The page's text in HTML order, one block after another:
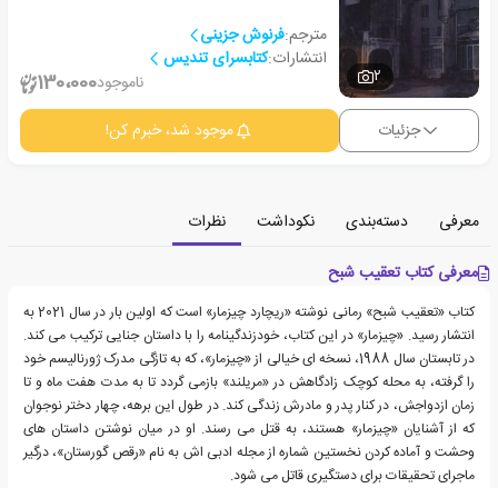
2
مترجم:فرنوش جزینی
انتشارات:کتابسرای تندیس
ناموجود130،000
جزئیات موجود شد، خبرم کن!
معرفی دسته‌بندی نکوداشت
نظرات
معرفی کتاب تعقیب شبح
کتاب «تعقیب شبح» رمانی نوشته «ریچارد چیزمار» است که اولین بار در سال 2021 به
انتشار رسید. «چیزمار» در این کتاب، خودزندگینامه را با داستان جنایی ترکیب می کند.
در تابستان سال 1988، نسخه ای خیالی از «چیزمار»، که به تازگی مدرک ژورنالیسم خود
را گرفته، به محله کوچک زادگاهش در «مریلند» بازمی گردد تا به مدت هفت ماه و تا
زمان ازدواجش، در کنار پدر و مادرش زندگی کند. در طول این برهه، چهار دختر نوجوان
که از آشنایان «چیزمار» هستند، به قتل می رسند. او در میان نوشتن داستان های
وحشت و آماده کردن نخستین شماره از مجله ادبی اش به نام «رقص گورستان»، درگیر
ماجرای تحقیقات برای دستگیری قاتل می شود.